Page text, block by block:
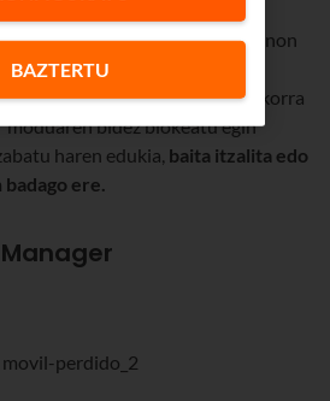
funtzionalitateak telefonoa non
batzuez bolumenik
ematen. Ez baduzu mugikorra
bidez blokeatu egin
haren edukia, baita itzalita edo
ere.
BAZTERTU